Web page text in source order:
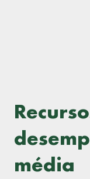
média